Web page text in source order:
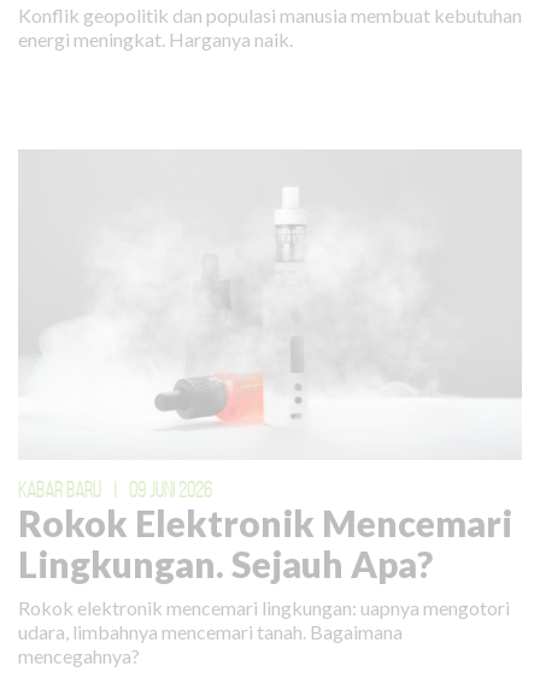
Konflik geopolitik dan populasi manusia membuat kebutuhan
energi meningkat. Harganya naik.
KABAR BARU 09 JUNI 2026
Rokok Elektronik Mencemari
Lingkungan. Sejauh Apa?
Rokok elektronik mencemari lingkungan: uapnya mengotori
udara, limbahnya mencemari tanah. Bagaimana
mencegahnya?